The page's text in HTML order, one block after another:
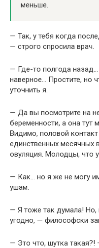
меньше.
— Так, у тебя когда
— строго спросила врач.
— Где-то полгода
наверное… Простите, но
уточнить я.
— Да вы посмотрите на
беременности, а она тут
Видимо, половой
единственных месячных
овуляция. Молодцы, что
— Как… но я же не могу
ушам.
— Я тоже так думала!
угодно, — философски
— Это что, шутка такая?!